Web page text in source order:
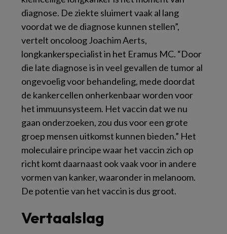
diagnose. De ziekte sluimert vaak al lang
voordat we de diagnose kunnen stellen”,
vertelt oncoloog Joachim Aerts,
longkankerspecialist in het Eramus MC. “Door
die late diagnose is in veel gevallen de tumor al
ongevoelig voor behandeling, mede doordat
de kankercellen onherkenbaar worden voor
het immuunsysteem. Het vaccin dat we nu
gaan onderzoeken, zou dus voor een grote
groep mensen uitkomst kunnen bieden.” Het
moleculaire principe waar het vaccin zich op
richt komt daarnaast ook vaak voor in andere
vormen van kanker, waaronder in melanoom.
De potentie van het vaccin is dus groot.
Vertaalslag